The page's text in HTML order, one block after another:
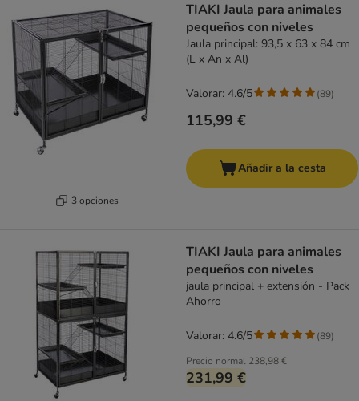
3 opciones
TIAKI Jaula para animales
pequeños con niveles
Jaula principal: 93,5 x 63 x 84 cm
(L x An x Al)
115,99 €
Valorar: 4.6/5 (89)
Añadir a la cesta
TIAKI Jaula para animales
pequeños con niveles
jaula principal + extensión - Pack
Ahorro
Precio normal 238,98 €
231,99 €
Valorar: 4.6/5 (89)